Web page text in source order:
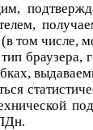
том числе,